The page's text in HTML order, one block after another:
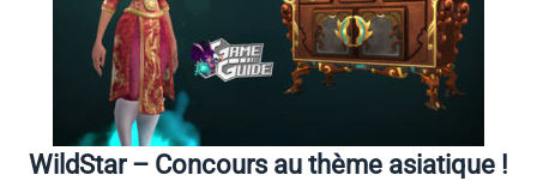
WildStar – Concours au thème asiatique !